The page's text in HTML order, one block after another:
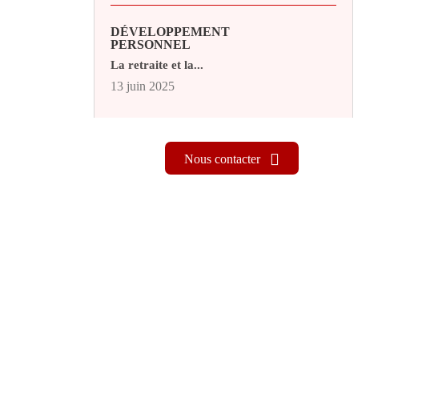
DÉVELOPPEMENT
PERSONNEL
La retraite et la...
13 juin 2025
Nous contacter